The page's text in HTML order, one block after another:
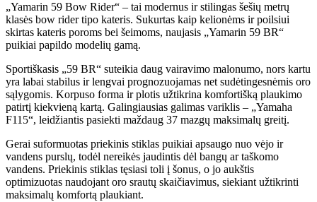
„Yamarin 59 Bow Rider“ – tai modernus ir stilingas šešių metrų
klasės bow rider tipo kateris. Sukurtas kaip kelionėms ir poilsiui
skirtas kateris poroms bei šeimoms, naujasis „Yamarin 59 BR“
puikiai papildo modelių gamą.
Sportiškasis „59 BR“ suteikia daug vairavimo malonumo, nors kartu
yra labai stabilus ir lengvai prognozuojamas net sudėtingesnėmis oro
sąlygomis. Korpuso forma ir plotis užtikrina komfortišką plaukimo
patirtį kiekvieną kartą. Galingiausias galimas variklis – „Yamaha
F115“, leidžiantis pasiekti maždaug 37 mazgų maksimalų greitį.
Gerai suformuotas priekinis stiklas puikiai apsaugo nuo vėjo ir
vandens purslų, todėl nereikės jaudintis dėl bangų ar taškomo
vandens. Priekinis stiklas tęsiasi toli į šonus, o jo aukštis
optimizuotas naudojant oro srautų skaičiavimus, siekiant užtikrinti
maksimalų komfortą plaukiant.